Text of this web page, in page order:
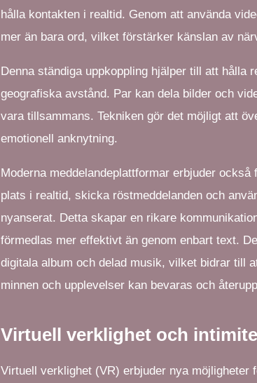
hålla kontakten i realtid. Genom att använda
mer än bara ord, vilket förstärker känslan av
Denna ständiga uppkoppling hjälper till att hålla
geografiska avstånd. Par kan dela bilder och
vara tillsammans. Tekniken gör det möjligt att
emotionell anknytning.
Moderna meddelandeplattformar erbjuder
plats i realtid, skicka röstmeddelanden och
nyanserat. Detta skapar en rikare
förmedlas mer effektivt än genom enbart text.
digitala album och delad musik, vilket bidrar till
minnen och upplevelser kan bevaras och
Virtuell verklighet och
Virtuell verklighet (VR) erbjuder nya möjligheter